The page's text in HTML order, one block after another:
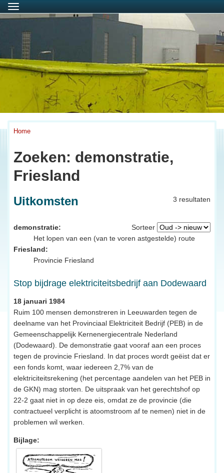
Menu
Home
Zoeken: demonstratie,
Friesland
3 resultaten
Uitkomsten
Sorteer
demonstratie:
Het lopen van een (van te voren astgestelde) route
Friesland:
Provincie Friesland
Stop bijdrage elektriciteitsbedrijf aan Dodewaard
18 januari 1984
Ruim 100 mensen demonstreren in Leeuwarden tegen de
deelname van het Provinciaal Elektriciteit Bedrijf (PEB) in de
Gemeenschappelijk Kernenergiecentrale Nederland
(Dodewaard). De demonstratie gaat vooraf aan een proces
tegen de provincie Friesland. In dat proces wordt geëist dat er
een fonds komt, waar iedereen 2,7% van de
elektriciteitsrekening (het percentage aandelen van het PEB in
de GKN) mag storten. De uitspraak van het gerechtshof op
22-2 gaat niet in op deze eis, omdat ze de provincie (die
contractueel verplicht is atoomstroom af te nemen) niet in de
problemen wil werken.
Bijlage: